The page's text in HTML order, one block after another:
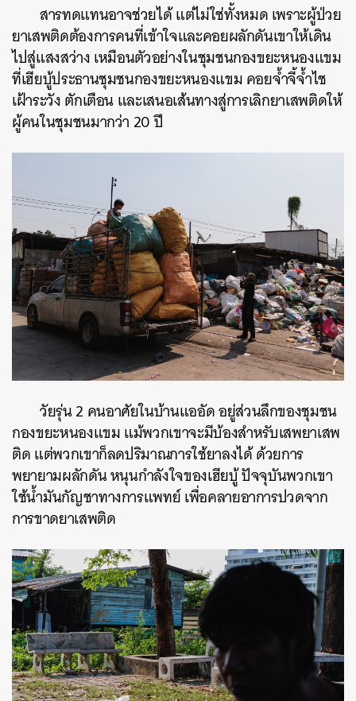
สารทดแทนอาจช่วยได้ แต่ไม่ใช่ทั้งหมด เพราะผู้ป่วย
ยาเสพติดต้องการคนที่เข้าใจและคอยผลักดันเขาให้เดิน
ไปสู่แสงสว่าง เหมือนตัวอย่างในชุมชนกองขยะหนองแขม
ที่เฮียบู้ประธานชุมชนกองขยะหนองแขม คอยจ้ำจี้จ้ำไช
เฝ้าระวัง ตักเตือน และเสนอเส้นทางสู่การเลิกยาเสพติดให้
ผู้คนในชุมชนมากว่า 20 ปี
วัยรุ่น 2 คนอาศัยในบ้านแออัด อยู่ส่วนลึกของชุมชน
กองขยะหนองแขม แม้พวกเขาจะมีบ้องสำหรับเสพยาเสพ
ติด แต่พวกเขาก็ลดปริมาณการใช้ยาลงได้ ด้วยการ
พยายามผลักดัน หนุนกำลังใจของเฮียบู้ ปัจจุบันพวกเขา
ใช้น้ำมันกัญชาทางการแพทย์ เพื่อคลายอาการปวดจาก
การขาดยาเสพติด